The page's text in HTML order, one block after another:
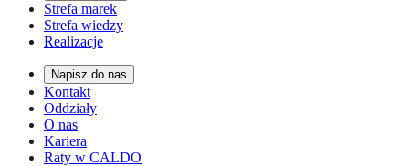
Strefa marek
Strefa wiedzy
Realizacje
Napisz do nas
Kontakt
Oddziały
O nas
Kariera
Raty w CALDO